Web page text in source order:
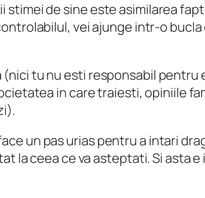
de sine este asimilarea
vei ajunge intr-o bucla
tu nu esti responsabil
in care traiesti, opiniile
un pas urias pentru a intari
la ceea ce va asteptati. Si asta